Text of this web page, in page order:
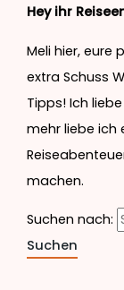
Hey ihr
Meli hier, eure
extra Schuss
Tipps! Ich
mehr liebe ich
machen.
Suchen nach: